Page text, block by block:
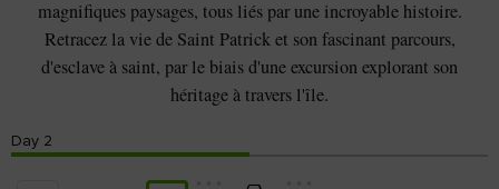
magnifiques paysages, tous liés par une incroyable histoire.
Retracez la vie de Saint Patrick et son fascinant parcours,
d'esclave à saint, par le biais d'une excursion explorant son
héritage à travers l'île.
Day 2